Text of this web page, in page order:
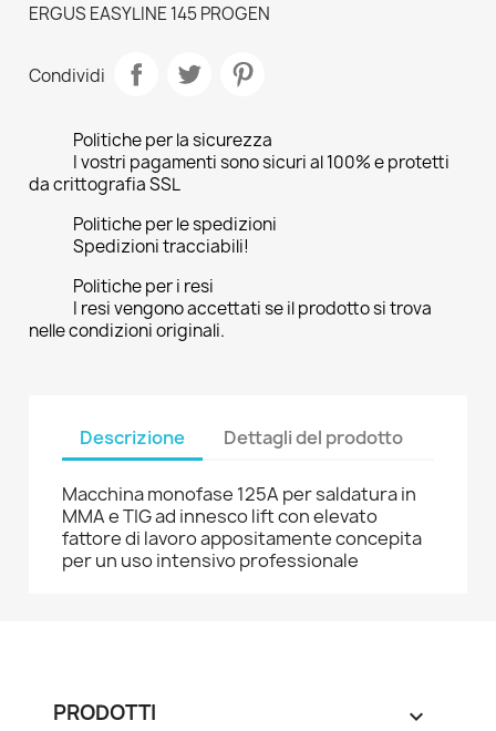
ERGUS EASYLINE 145 PROGEN
Condividi
Politiche per la sicurezza
I vostri pagamenti sono sicuri al 100% e protetti
da crittografia SSL
Politiche per le spedizioni
Spedizioni tracciabili!
Politiche per i resi
I resi vengono accettati se il prodotto si trova
nelle condizioni originali.
Descrizione Dettagli del prodotto
Macchina monofase 125A per saldatura in
MMA e TIG ad innesco lift con elevato
fattore di lavoro appositamente concepita
per un uso intensivo professionale
PRODOTTI 